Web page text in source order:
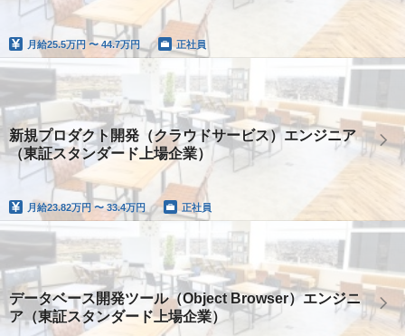
月給25.5万円 〜 44.7万円 正社員
新規プロダクト開発（クラウドサービス）エンジニア
（東証スタンダード上場企業）
月給23.82万円 〜 33.4万円 正社員
データベース開発ツール（Object Browser）エンジニ
ア（東証スタンダード上場企業）